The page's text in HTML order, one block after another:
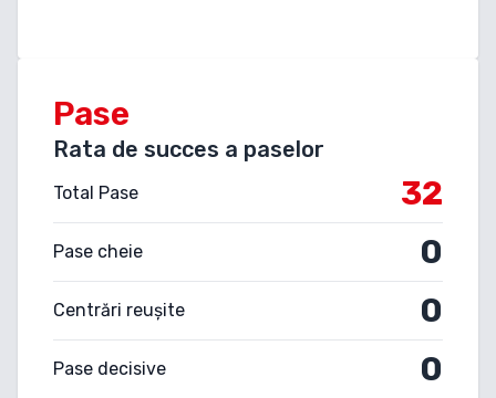
Pase
Rata de succes a paselor
Total Pase 32
Pase cheie 0
Centrări reușite 0
Pase decisive 0